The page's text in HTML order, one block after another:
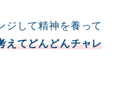
ジして精神を養って
えてどんどんチャレ